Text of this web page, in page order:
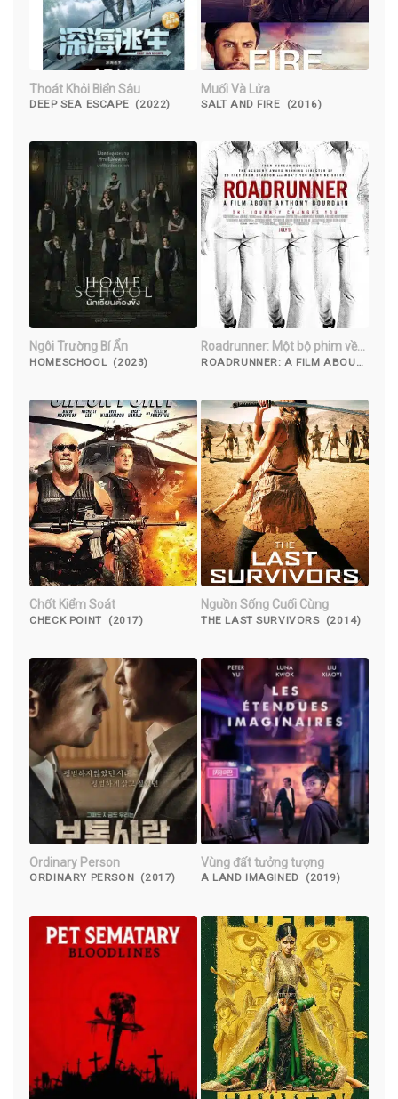
Thoát Khỏi Biển Sâu
DEEP SEA ESCAPE (2022)
Muối Và Lửa
SALT AND FIRE (2016)
Ngôi Trường Bí Ẩn
HOMESCHOOL (2023)
Roadrunner: Một bộ phim về
Anthony Bourdain
ROADRUNNER: A FILM ABOUT
Chốt Kiểm Soát
CHECK POINT (2017)
Nguồn Sống Cuối Cùng
THE LAST SURVIVORS (2014)
Ordinary Person
ORDINARY PERSON (2017)
Vùng đất tưởng tượng
A LAND IMAGINED (2019)